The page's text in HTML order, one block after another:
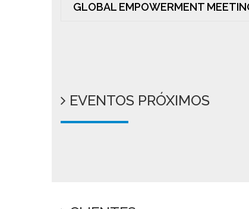
GLOBAL EMPOWERMENT
EVENTOS PRÓXIMOS